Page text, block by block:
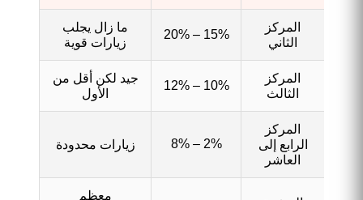
المركز
الثاني
15% – 20%
ما زال يجلب
زيارات قوية
المركز
الثالث
10% – 12%
جيد لكن أقل من
الأول
المركز
الرابع إلى
العاشر
2% – 8% زيارات محدودة
معظم